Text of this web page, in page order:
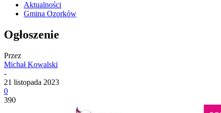
Aktualności
Gmina Ozorków
Ogłoszenie
Przez
Michał Kowalski
-
21 listopada 2023
0
390